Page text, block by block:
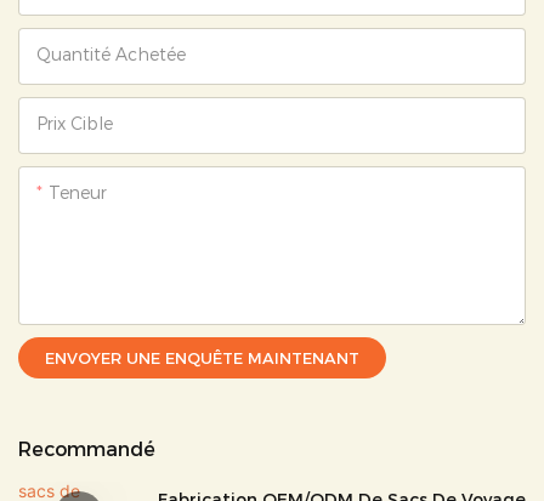
Quantité Achetée
Prix ​​cible
Teneur
ENVOYER UNE ENQUÊTE MAINTENANT
Recommandé